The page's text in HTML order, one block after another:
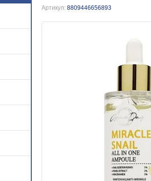
Артикул: 8809446656893